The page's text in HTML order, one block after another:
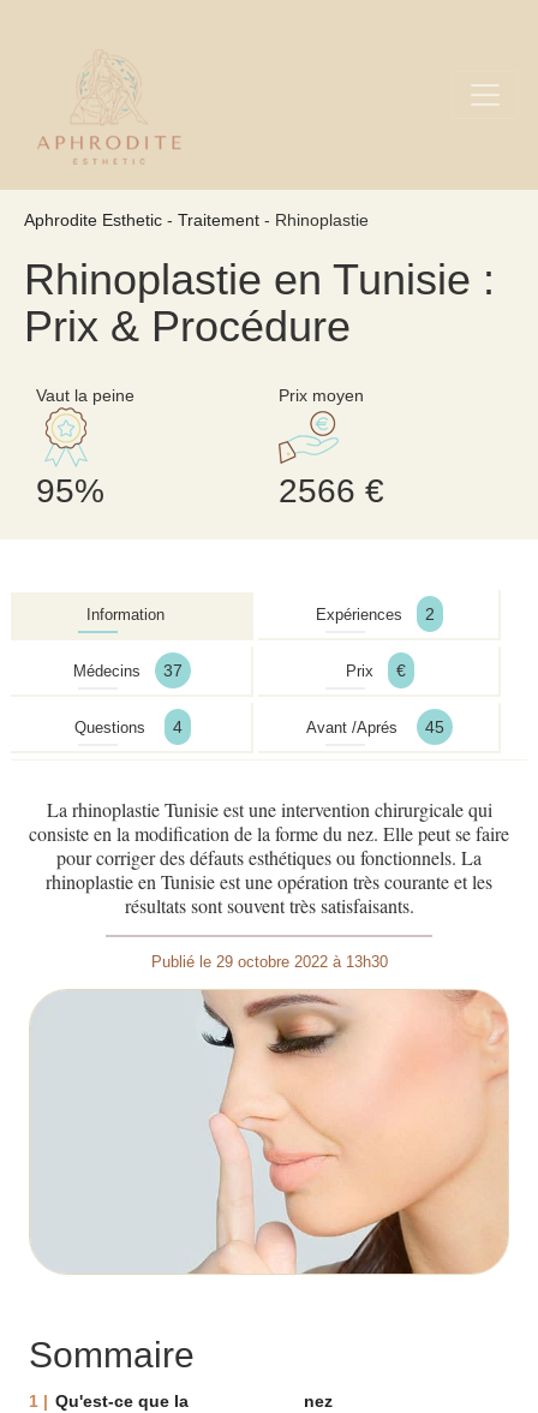
Aphrodite Esthetic - Traitement - Rhinoplastie
Rhinoplastie en Tunisie :
Prix & Procédure
Vaut la peine
95%
Prix moyen
2566 €
Information Expériences 2
Médecins 37 Prix €
Questions 4 Avant /Aprés 45
La rhinoplastie Tunisie est une intervention chirurgicale qui
consiste en la modification de la forme du nez. Elle peut se faire
pour corriger des défauts esthétiques ou fonctionnels. La
rhinoplastie en Tunisie est une opération très courante et les
résultats sont souvent très satisfaisants.
Publié le 29 octobre 2022 à 13h30
Sommaire
Qu'est-ce que la
nez